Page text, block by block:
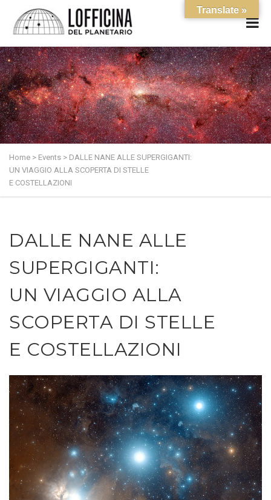
Home > Events > DALLE NANE ALLE SUPERGIGANTI:
UN VIAGGIO ALLA SCOPERTA DI STELLE
E COSTELLAZIONI
DALLE NANE ALLE
SUPERGIGANTI:
UN VIAGGIO ALLA
SCOPERTA DI STELLE
E COSTELLAZIONI
Translate »